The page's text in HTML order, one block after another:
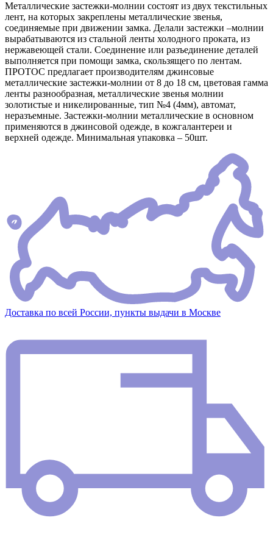
Металлические застежки-молнии состоят из двух текстильных
лент, на которых закреплены металлические звенья,
соединяемые при движении замка. Делали застежки –молнии
вырабатываются из стальной ленты холодного проката, из
нержавеющей стали. Соединение или разъединение деталей
выполняется при помощи замка, скользящего по лентам.
ПРОТОС предлагает производителям джинсовые
металлические застежки-молнии от 8 до 18 см, цветовая гамма
ленты разнообразная, металлические звенья молнии
золотистые и никелированные, тип №4 (4мм), автомат,
неразъемные. Застежки-молнии металлические в основном
применяются в джинсовой одежде, в кожгалантереи и
верхней одежде. Минимальная упаковка – 50шт.
Доставка по всей России, пункты выдачи в Москве